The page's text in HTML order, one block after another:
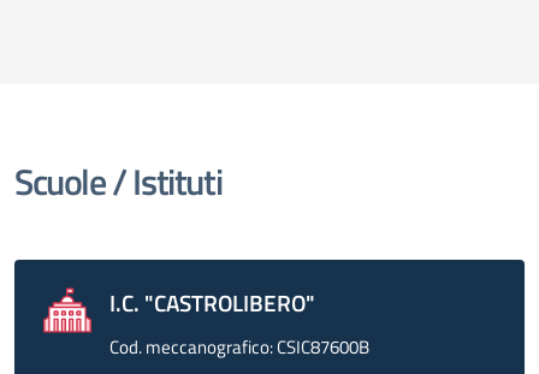
Scuole / Istituti
I.C. "CASTROLIBERO"
Cod. meccanografico: CSIC87600B